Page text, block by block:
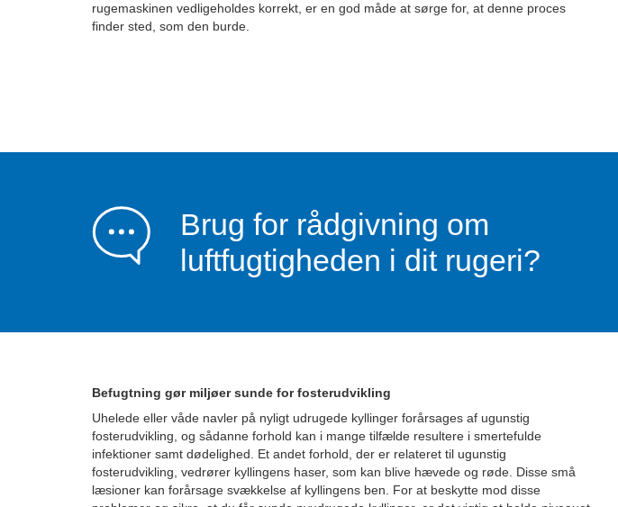
rugemaskinen vedligeholdes korrekt, er en god måde at sørge for, at denne proces
finder sted, som den burde.
Brug for rådgivning om
luftfugtigheden i dit rugeri?
Befugtning gør miljøer sunde for fosterudvikling
Uhelede eller våde navler på nyligt udrugede kyllinger forårsages af ugunstig
fosterudvikling, og sådanne forhold kan i mange tilfælde resultere i smertefulde
infektioner samt dødelighed. Et andet forhold, der er relateret til ugunstig
fosterudvikling, vedrører kyllingens haser, som kan blive hævede og røde. Disse små
læsioner kan forårsage svækkelse af kyllingens ben. For at beskytte mod disse